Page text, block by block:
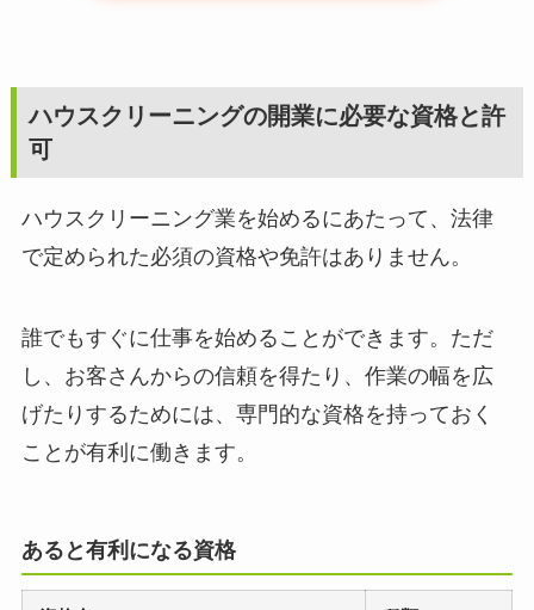
ハウスクリーニングの開業に必要な資格と許
可
ハウスクリーニング業を始めるにあたって、法律
で定められた必須の資格や免許はありません。
誰でもすぐに仕事を始めることができます。ただ
し、お客さんからの信頼を得たり、作業の幅を広
げたりするためには、専門的な資格を持っておく
ことが有利に働きます。
あると有利になる資格